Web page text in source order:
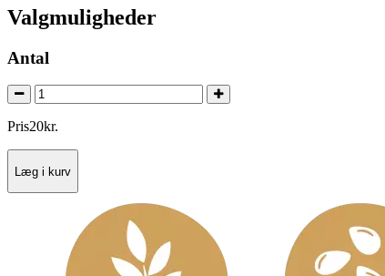
Valgmuligheder
Antal
Pris20kr.
Læg i kurv